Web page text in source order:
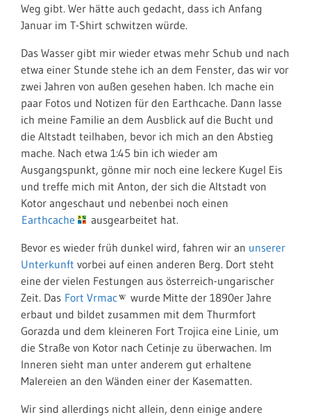
Weg gibt. Wer hätte auch gedacht, dass ich Anfang
Januar im T-Shirt schwitzen würde.
Das Wasser gibt mir wieder etwas mehr Schub und nach
etwa einer Stunde stehe ich an dem Fenster, das wir vor
zwei Jahren von außen gesehen haben. Ich mache ein
paar Fotos und Notizen für den Earthcache. Dann lasse
ich meine Familie an dem Ausblick auf die Bucht und
die Altstadt teilhaben, bevor ich mich an den Abstieg
mache. Nach etwa 1:45 bin ich wieder am
Ausgangspunkt, gönne mir noch eine leckere Kugel Eis
und treffe mich mit Anton, der sich die Altstadt von
Kotor angeschaut und nebenbei noch einen
Earthcache
ausgearbeitet hat.
Bevor es wieder früh dunkel wird, fahren wir an unserer
Unterkunft vorbei auf einen anderen Berg. Dort steht
eine der vielen Festungen aus österreich-ungarischer
Zeit. Das Fort Vrmac
wurde Mitte der 1890er Jahre
erbaut und bildet zusammen mit dem Thurmfort
Gorazda und dem kleineren Fort Trojica eine Linie, um
die Straße von Kotor nach Cetinje zu überwachen. Im
Inneren sieht man unter anderem gut erhaltene
Malereien an den Wänden einer der Kasematten.
Wir sind allerdings nicht allein, denn einige andere